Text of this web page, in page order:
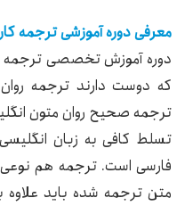
معرفی دوره آموزشی ترجمه
دوره آموزش تخصصی ترجمه
‌که دوست دارند ترجمه‌ روان
ترجمه صحیح روان متون
تسلط کافی به زبان
فارسی است. ترجمه هم
متن ترجمه شده باید علاوه